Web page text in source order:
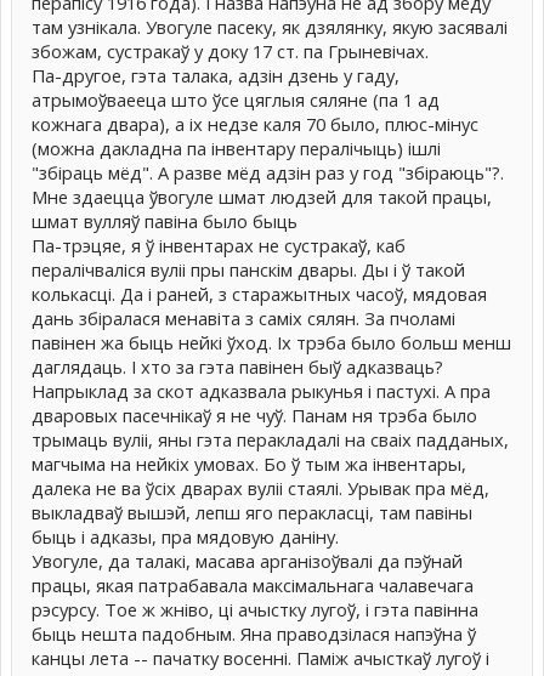
там узнікала. Увогуле пасеку, як дзялянку, якую засявалі
збожам, сустракаў у доку 17 ст. па Грыневічах.
Па-другое, гэта талака, адзін дзень у гаду,
атрымоўваееца што ўсе цяглыя сяляне (па 1 ад
кожнага двара), а іх недзе каля 70 было, плюс-мінус
(можна дакладна па інвентару пералічыць) ішлі
"збіраць мёд". А разве мёд адзін раз у год "збіраюць"?.
Мне здаецца ўвогуле шмат людзей для такой працы,
шмат вулляў павіна было быць
Па-трэцяе, я ў інвентарах не сустракаў, каб
пералічваліся вуліі пры панскім двары. Ды і ў такой
колькасці. Да і раней, з старажытных часоў, мядовая
дань збіралася менавіта з саміх сялян. За пчоламі
павінен жа быць нейкі ўход. Іх трэба было больш менш
даглядаць. І хто за гэта павінен быў адказваць?
Напрыклад за скот адказвала рыкунья і пастухі. А пра
дваровых пасечнікаў я не чуў. Панам ня трэба было
трымаць вуліі, яны гэта перакладалі на сваіх падданых,
магчыма на нейкіх умовах. Бо ў тым жа інвентары,
далека не ва ўсіх дварах вуліі стаялі. Урывак пра мёд,
выкладваў вышэй, лепш яго перакласці, там павіны
быць і адказы, пра мядовую даніну.
Увогуле, да талакі, масава арганізоўвалі да пэўнай
працы, якая патрабавала максімальнага чалавечага
рэсурсу. Тое ж жніво, ці ачыстку лугоў, і гэта павінна
быць нешта падобным. Яна праводзілася напэўна ў
канцы лета -- пачатку восенні. Паміж ачысткаў лугоў і